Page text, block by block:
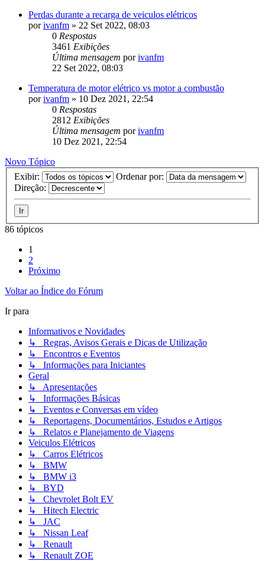
Perdas durante a recarga de veiculos elétricos
porivanfm » 22 Set 2022, 08:03
0 Respostas
3461 Exibições
Última mensagem porivanfm
22 Set 2022, 08:03
Temperatura de motor elétrico vs motor a combustão
porivanfm » 10 Dez 2021, 22:54
0 Respostas
2812 Exibições
Última mensagem porivanfm
10 Dez 2021, 22:54
Novo Tópico
Exibir:
Ordenar por:
Direção:
86 tópicos
1
2
Próximo
Voltar ao Índice do Fórum
Ir para
Informativos e Novidades
↳ Regras, Avisos Gerais e Dicas de Utilização
↳ Encontros e Eventos
↳ Informações para Iniciantes
Geral
↳ Apresentações
↳ Informações Básicas
↳ Eventos e Conversas em vídeo
↳ Reportagens, Documentários, Estudos e Artigos
↳ Relatos e Planejamento de Viagens
Veiculos Elétricos
↳ Carros Elétricos
↳ BMW
↳ BMW i3
↳ BYD
↳ Chevrolet Bolt EV
↳ Hitech Electric
↳ JAC
↳ Nissan Leaf
↳ Renault
↳ Renault ZOE